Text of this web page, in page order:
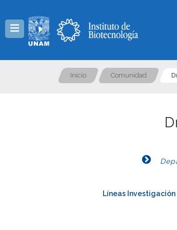
Inicio Comunidad
Líneas Investigación